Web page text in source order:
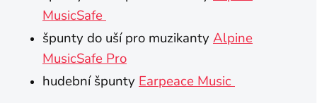
MusicSafe
špunty do uší pro muzikanty Alpine
MusicSafe Pro
hudební špunty Earpeace Music